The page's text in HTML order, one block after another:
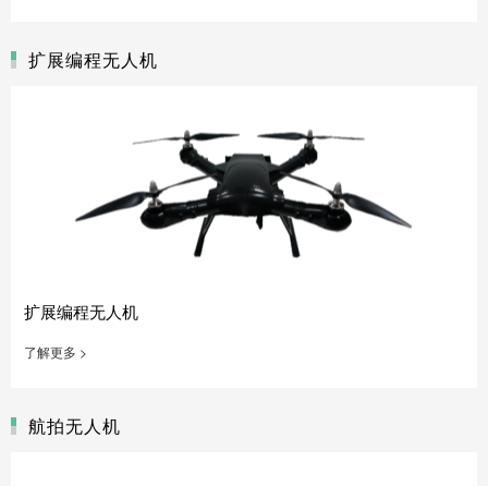
扩展编程无人机
扩展编程无人机
了解更多 >
航拍无人机